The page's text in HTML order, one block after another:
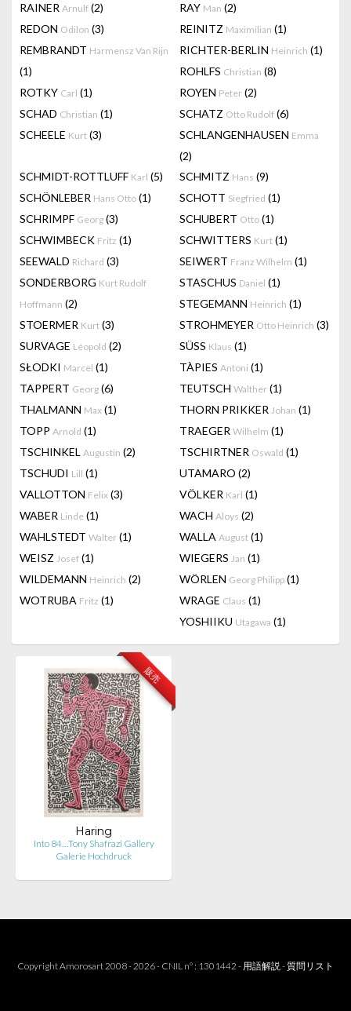
RAINER Arnulf (2) RAY Man (2)
REDON Odilon (3) REINITZ Maximilian (1)
REMBRANDT Harmensz Van Rijn
(1)
RICHTER-BERLIN Heinrich (1)
ROHLFS Christian (8)
ROTKY Carl (1) ROYEN Peter (2)
SCHAD Christian (1) SCHATZ Otto Rudolf (6)
SCHEELE Kurt (3) SCHLANGENHAUSEN Emma
(2)
SCHMIDT-ROTTLUFF Karl (5) SCHMITZ Hans (9)
SCHÖNLEBER Hans Otto (1) SCHOTT Siegfried (1)
SCHRIMPF Georg (3) SCHUBERT Otto (1)
SCHWIMBECK Fritz (1) SCHWITTERS Kurt (1)
SEEWALD Richard (3) SEIWERT Franz Wilhelm (1)
SONDERBORG Kurt Rudolf
Hoffmann (2)
STASCHUS Daniel (1)
STEGEMANN Heinrich (1)
STOERMER Kurt (3) STROHMEYER Otto Heinrich (3)
SURVAGE Léopold (2) SÜSS Klaus (1)
SŁODKI Marcel (1) TÀPIES Antoni (1)
TAPPERT Georg (6) TEUTSCH Walther (1)
THALMANN Max (1) THORN PRIKKER Johan (1)
TOPP Arnold (1) TRAEGER Wilhelm (1)
TSCHINKEL Augustin (2) TSCHIRTNER Oswald (1)
TSCHUDI Lill (1) UTAMARO (2)
VALLOTTON Felix (3) VÖLKER Karl (1)
WABER Linde (1) WACH Aloys (2)
WAHLSTEDT Walter (1) WALLA August (1)
WEISZ Josef (1) WIEGERS Jan (1)
WILDEMANN Heinrich (2) WÖRLEN Georg Philipp (1)
WOTRUBA Fritz (1) WRAGE Claus (1)
YOSHIIKU Utagawa (1)
販売
Haring
Into 84…Tony Shafrazi Gallery
Galerie Hochdruck
Copyright Amorosart 2008 - 2026 - CNIL n° : 1301442 - 用語解説-質問リスト